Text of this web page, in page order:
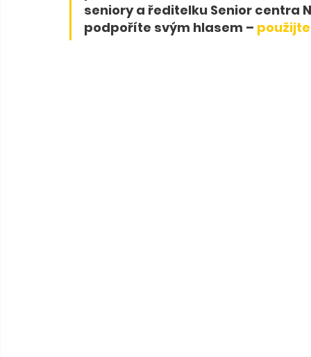
seniory a ředitelku Senior centra
podpoříte svým hlasem –